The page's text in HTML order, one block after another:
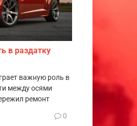
в раздатку
важную роль в
между осями
ремонт
0